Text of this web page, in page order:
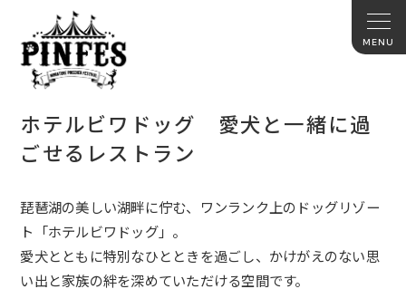
ホテルビワドッグ 愛犬と一緒に過
ごせるレストラン
琵琶湖の美しい湖畔に佇む、ワンランク上のドッグリゾー
ト「ホテルビワドッグ」。
愛犬とともに特別なひとときを過ごし、かけがえのない思
い出と家族の絆を深めていただける空間です。